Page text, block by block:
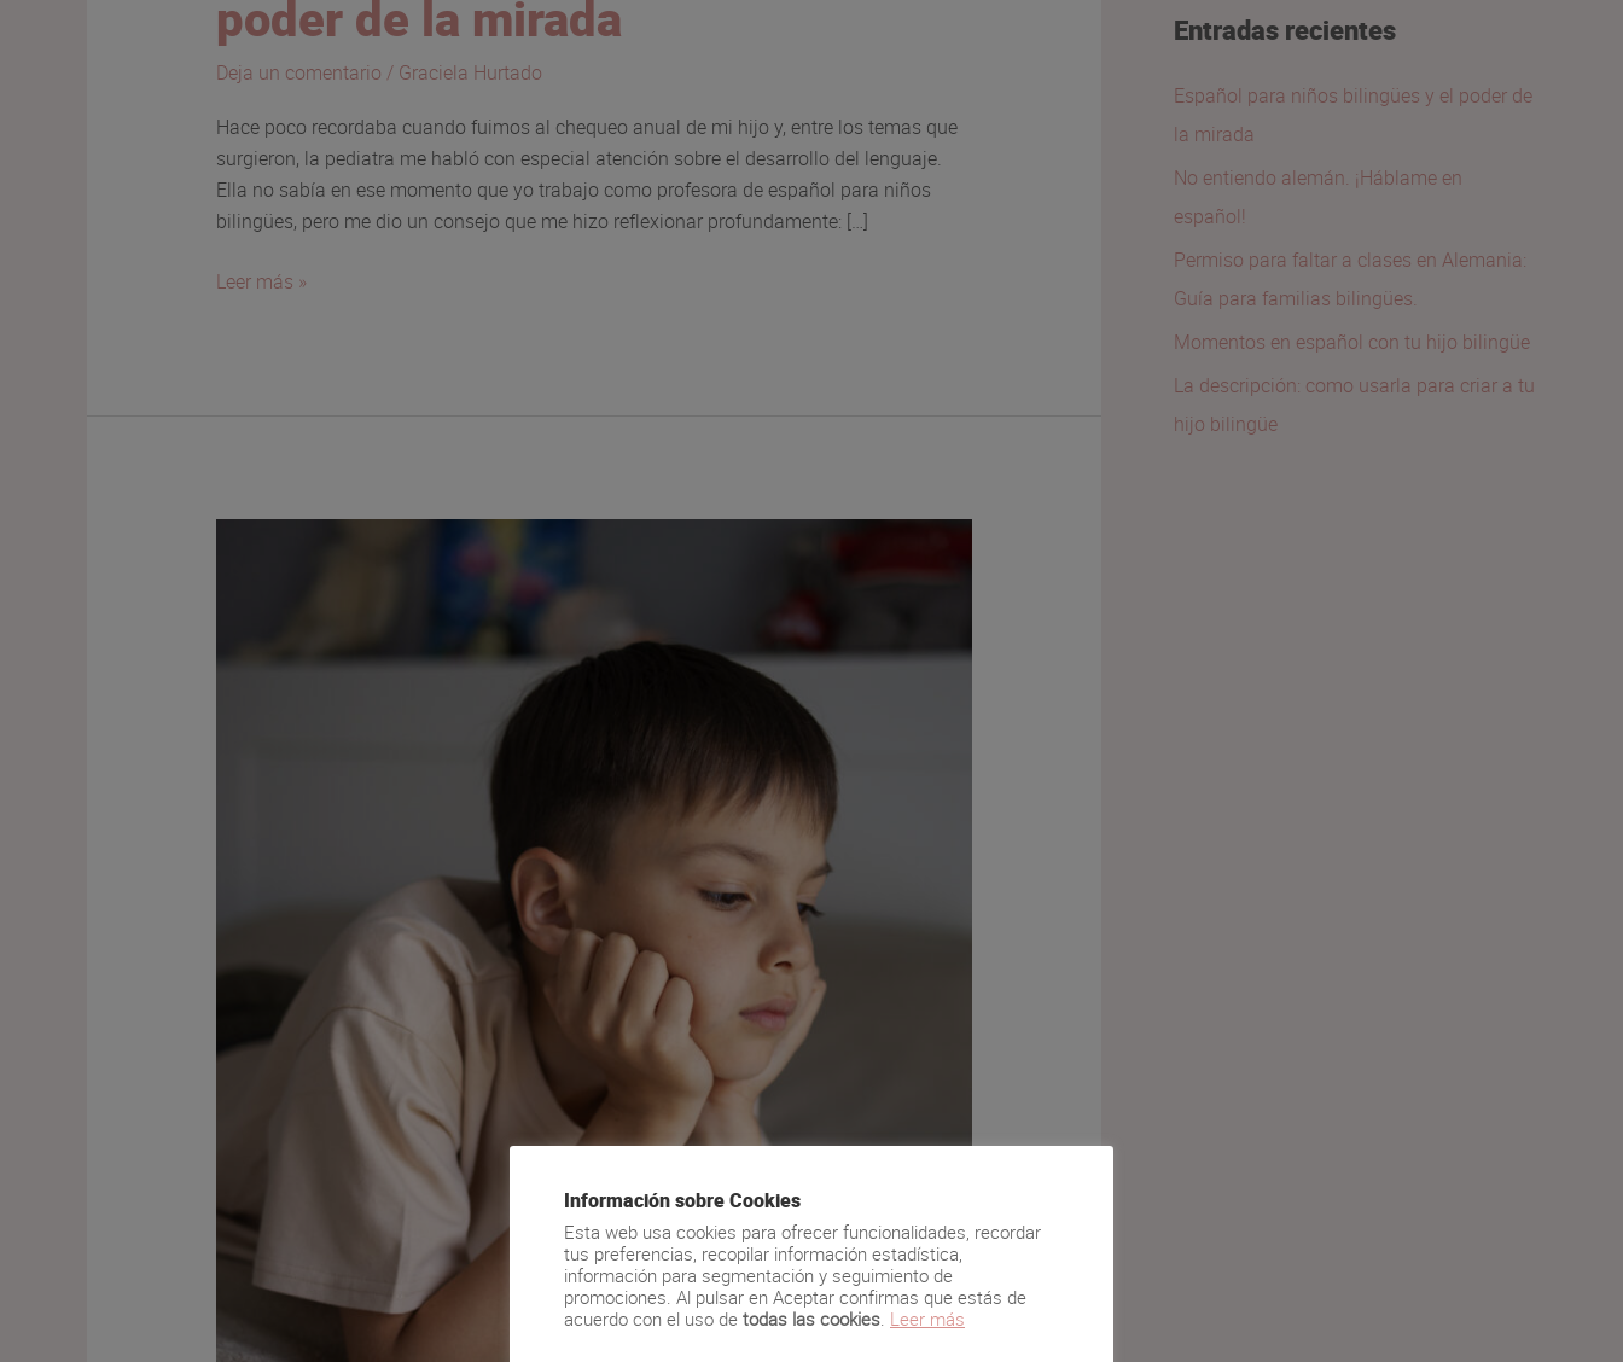
poder de la mirada
Deja un comentario / Graciela Hurtado
Hace poco recordaba cuando fuimos al chequeo anual de mi hijo y, entre los temas que
surgieron, la pediatra me habló con especial atención sobre el desarrollo del lenguaje.
Ella no sabía en ese momento que yo trabajo como profesora de español para niños
bilingües, pero me dio un consejo que me hizo reflexionar profundamente: […]
Español
Leer más »
Entradas recientes
Español para niños bilingües y el poder de
la mirada
No entiendo alemán. ¡Háblame en
español!
Permiso para faltar a clases en Alemania:
Guía para familias bilingües.
Momentos en español con tu hijo bilingüe
La descripción: como usarla para criar a tu
hijo bilingüe
Información sobre Cookies
Esta web usa cookies para ofrecer funcionalidades, recordar
tus preferencias, recopilar información estadística,
información para segmentación y seguimiento de
promociones. Al pulsar en Aceptar confirmas que estás de
acuerdo con el uso de todas las cookies. Leer más